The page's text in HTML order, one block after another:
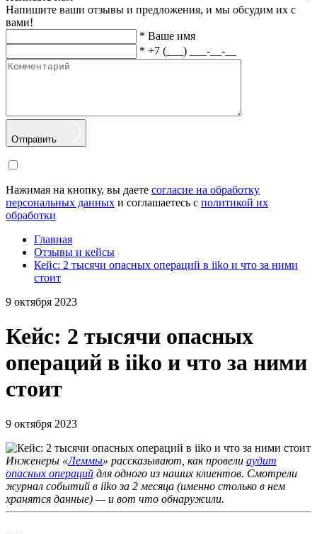
Напишите ваши отзывы и предложения, и мы обсудим их с
вами!
* Ваше имя
* +7 (___) ___-__-__
Отправить
Нажимая на кнопку, вы даете согласие на обработку
персональных данных и соглашаетесь с политикой их
обработки
Главная
Отзывы и кейсы
Кейс: 2 тысячи опасных операций в iiko и что за ними
стоит
9 октября 2023
Кейс: 2 тысячи опасных
операций в iiko и что за ними
стоит
9 октября 2023
Инженеры «Леммы» рассказывают, как провели аудит
опасных операций для одного из наших клиентов. Смотрели
журнал событий в iiko за 2 месяца (именно столько в нем
хранятся данные) — и вот что обнаружили.